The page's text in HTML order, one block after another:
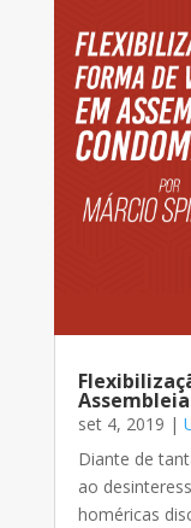
set 4, 2019 |
Diante de
ao
homéricas